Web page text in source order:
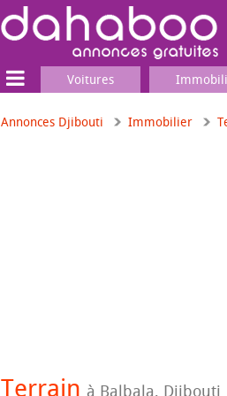
Voitures
Annonces Djibouti Immobilier
Terrain à Balbala, Djibouti